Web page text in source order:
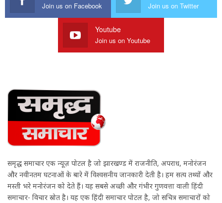
Join us on Facebook Join us on Twitter
Youtube
Join us on Youtube
समृद्ध समाचार एक न्यूज़ पोर्टल है जो झारखण्ड में राजनीति, अपराध, मनोरंजन
और नवीनतम घटनाओं के बारे में विश्वसनीय जानकारी देती है। हम सत्य तथ्यों और
मस्ती भरे मनोरंजन को देते हैं। यह सबसे अच्छी और गंभीर गुणवत्ता वाली हिंदी
समाचार- विचार स्रोत है। यह एक हिंदी समाचार पोर्टल है, जो सचित्र समाचारों को